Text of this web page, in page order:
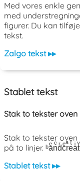
Med vores enkle
med
figurer. Du kan
tekst.
Zalgo tekst ▸▸
Stablet tekst
Stak to tekster
Stak to tekster
på to linjer.
Stablet tekst ▸▸